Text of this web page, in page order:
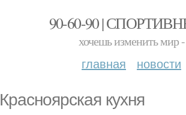
90-60-90 |
хочешь изменить мир
главная новости
Красноярская кухня